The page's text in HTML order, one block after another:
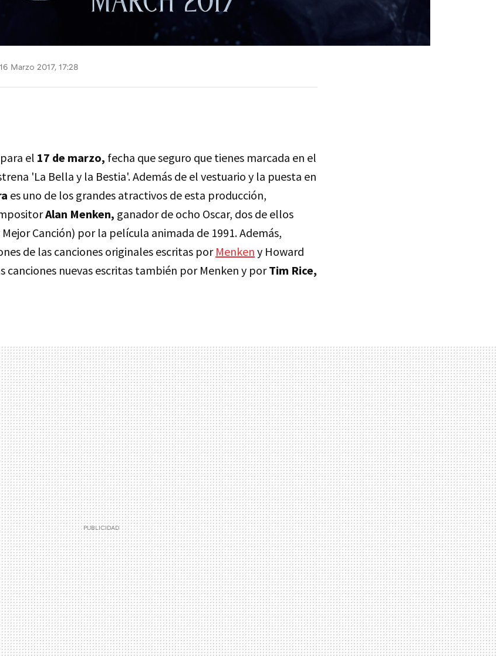
Marzo 2017, 17:28
el 17 de marzo, fecha que seguro que tienes marcada en el
'La Bella y la Bestia'. Además de el vestuario y la puesta en
es uno de los grandes atractivos de esta producción,
Alan Menken, ganador de ocho Oscar, dos de ellos
Canción) por la película animada de 1991. Además,
de las canciones originales escritas porMenken y Howard
canciones nuevas escritas también por Menken y porTim Rice,